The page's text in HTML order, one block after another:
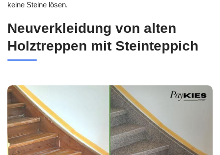
keine Steine lösen.
Neuverkleidung von alten
Holztreppen mit Steinteppich